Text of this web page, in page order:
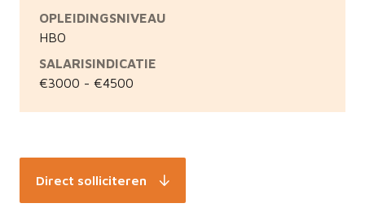
OPLEIDINGSNIVEAU
HBO
SALARISINDICATIE
€3000 - €4500
Direct solliciteren